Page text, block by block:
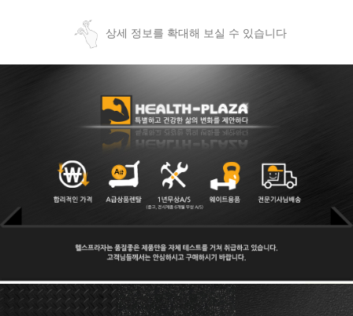
상세 정보를 확대해 보실 수 있습니다